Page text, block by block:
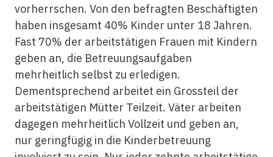
vorherrschen. Von den befragten Beschäftigten
haben insgesamt 40% Kinder unter 18 Jahren.
Fast 70% der arbeitstätigen Frauen mit Kindern
geben an, die Betreuungsaufgaben
mehrheitlich selbst zu erledigen.
Dementsprechend arbeitet ein Grossteil der
arbeitstätigen Mütter Teilzeit. Väter arbeiten
dagegen mehrheitlich Vollzeit und geben an,
nur geringfügig in die Kinderbetreuung